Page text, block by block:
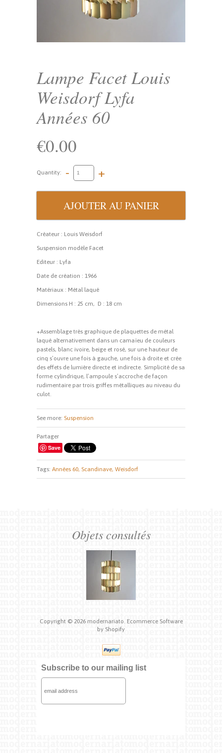
Lampe Facet Louis
Weisdorf Lyfa
Années 60
€0.00
Quantity: - +
Créateur : Louis Weisdorf
Suspension modèle Facet
Editeur : Lyfa
Date de création : 1966
Matériaux : Métal laqué
Dimensions H : 25 cm, D : 18 cm
+Assemblage très graphique de plaquettes de métal
laqué alternativement dans un camaïeu de couleurs
pastels, blanc ivoire, beige et rosé, sur une hauteur de
cinq s’ouvre une fois à gauche, une fois à droite et crée
des effets de lumière directe et indirecte. Simplicité de sa
forme cylindrique, l’ampoule s’accroche de façon
rudimentaire par trois griffes métalliques au niveau du
culot.
See more: Suspension
Partager
Save
Tags: Années 60, Scandinave, Weisdorf
Objets consultés
Copyright © 2026 modernariato. Ecommerce Software
by Shopify
Subscribe to our mailing list